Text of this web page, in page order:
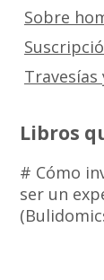
Sobre
Libros
# Cómo
ser un